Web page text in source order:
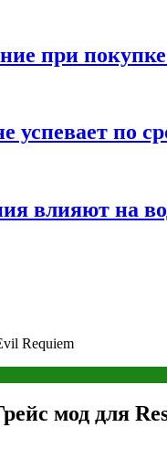
при
успевает по
влияют на
Requiem
мод для